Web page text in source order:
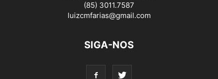
(85) 3011.7587
luizcmfarias@gmail.com
SIGA-NOS